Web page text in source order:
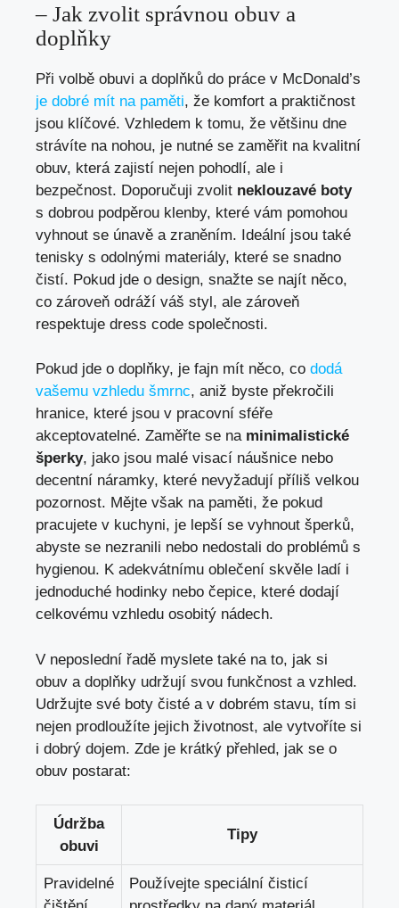
– Jak zvolit správnou obuv a
doplňky
Při volbě obuvi a doplňků do práce v McDonald’s
je dobré mít na paměti, že komfort a praktičnost
jsou klíčové. Vzhledem k tomu, že většinu dne
strávíte na nohou, je nutné se zaměřit na kvalitní
obuv, která zajistí nejen pohodlí, ale i
bezpečnost. Doporučuji zvolit neklouzavé boty
s dobrou podpěrou klenby, které vám pomohou
vyhnout se únavě a zraněním. Ideální jsou také
tenisky s odolnými materiály, které se snadno
čistí. Pokud jde o design, snažte se najít něco,
co zároveň odráží váš styl, ale zároveň
respektuje dress code společnosti.
Pokud jde o doplňky, je fajn mít něco, co dodá
vašemu vzhledu šmrnc, aniž byste překročili
hranice, které jsou v pracovní sféře
akceptovatelné. Zaměřte se na minimalistické
šperky, jako jsou malé visací náušnice nebo
decentní náramky, které nevyžadují příliš velkou
pozornost. Mějte však na paměti, že pokud
pracujete v kuchyni, je lepší se vyhnout šperků,
abyste se nezranili nebo nedostali do problémů s
hygienou. K adekvátnímu oblečení skvěle ladí i
jednoduché hodinky nebo čepice, které dodají
celkovému vzhledu osobitý nádech.
V neposlední řadě myslete také na to, jak si
obuv a doplňky udržují svou funkčnost a vzhled.
Udržujte své boty čisté a v dobrém stavu, tím si
nejen prodloužíte jejich životnost, ale vytvoříte si
i dobrý dojem. Zde je krátký přehled, jak se o
obuv postarat:
Údržba
obuvi
Tipy
Pravidelné
Používejte speciální čisticí